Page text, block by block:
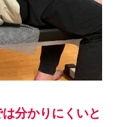
分かりにくいと